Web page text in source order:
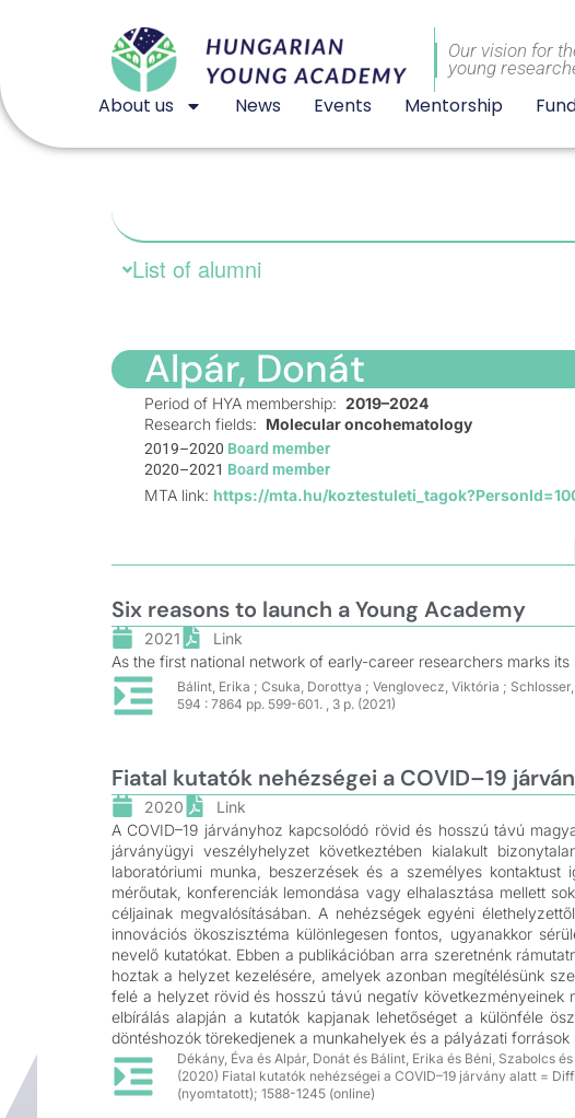
Our vision for
young
About us News Events Mentorship
List of alumni
Alpár, Donát
Period of HYA membership: 2019–2024
Research fields: Molecular oncohematology
2019–2020 Board member
2020–2021 Board member
MTA link: https://mta.hu/
Six reasons to launch a Young Academy
2021
Link
As the first national network of early-career researchers marks
Bálint, Erika ; Csuka, Dorottya ; Venglovecz, Viktória ;
594 : 7864 pp. 599-601. , 3 p. (2021)
Fiatal kutatók nehézségei a COVID–19
2020
Link
A COVID–19 járványhoz kapcsolódó rövid és hosszú távú
járványügyi veszélyhelyzet következtében kialakult
laboratóriumi munka, beszerzések és a személyes
mérőutak, konferenciák lemondása vagy elhalasztása mellett
céljainak megvalósításában. A nehézségek egyéni
innovációs ökoszisztéma különlegesen fontos, ugyanakkor
nevelő kutatókat. Ebben a publikációban arra szeretnénk
hoztak a helyzet kezelésére, amelyek azonban megítélésünk
felé a helyzet rövid és hosszú távú negatív következményeinek
elbírálás alapján a kutatók kapjanak lehetőséget a különféle
döntéshozók törekedjenek a munkahelyek és a pályázati
Dékány, Éva és Alpár, Donát és Bálint, Erika és Béni, Szabolcs
(2020) Fiatal kutatók nehézségei a COVID–19 járvány alatt =
(nyomtatott); 1588-1245 (online)